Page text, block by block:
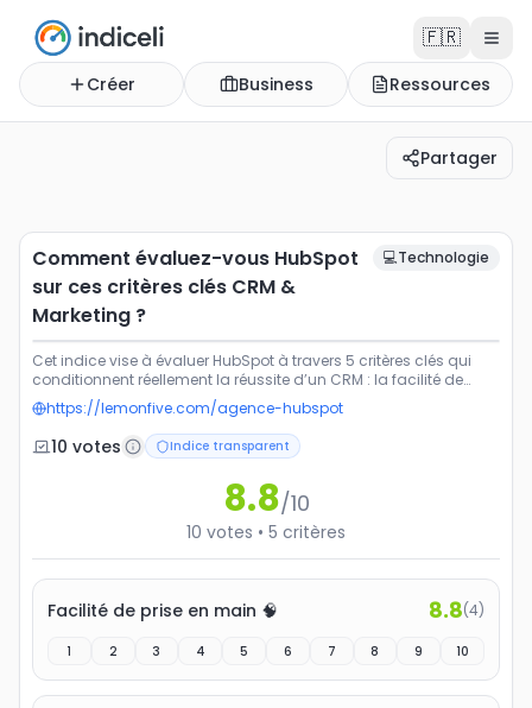
🇫🇷
Créer Business Ressources
Partager
Comment évaluez-vous HubSpot sur ces critères clés
Cet indice vise à évaluer HubSpot à travers 5 critères
Comment évaluez-vous HubSpot
sur ces critères clés CRM &
Marketing ?
💻Technologie
Cet indice vise à évaluer HubSpot à travers 5 critères clés qui
conditionnent réellement la réussite d’un CRM : la facilité de
prise en main, l’adoption par les équipes, la puissance des
automatisations, la solidité du CRM (contacts, entreprises,
deals) et la qualité du pilotage business. Ces critères reflètent
l’usage réel sur le terrain et permettent de mesurer la valeur
fonctionnalités ou du discours éditeur. 🍋
https://lemonfive.com/agence-hubspot
10 votes Indice transparent
8.8/10
10 votes • 5 critères
Facilité de prise en main 🧠 8.8(4)
1 2 3 4 5 6 7 8 9 10